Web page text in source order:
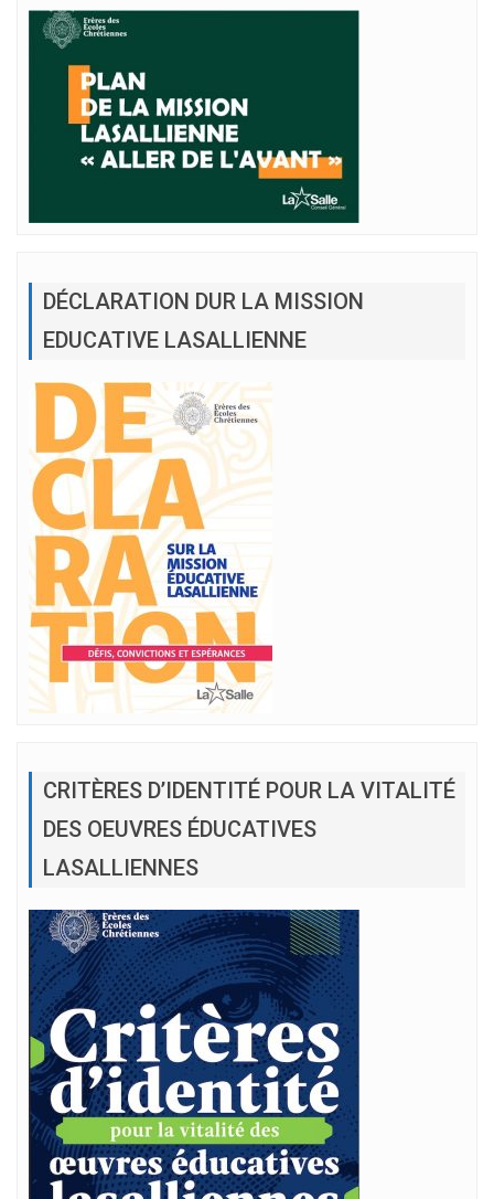
DÉCLARATION DUR LA MISSION
EDUCATIVE LASALLIENNE
CRITÈRES D’IDENTITÉ POUR LA VITALITÉ
DES OEUVRES ÉDUCATIVES
LASALLIENNES